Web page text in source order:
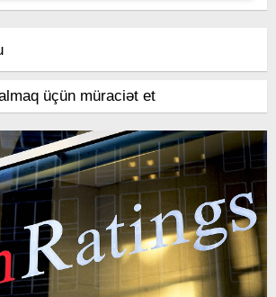
üçün müraciət et